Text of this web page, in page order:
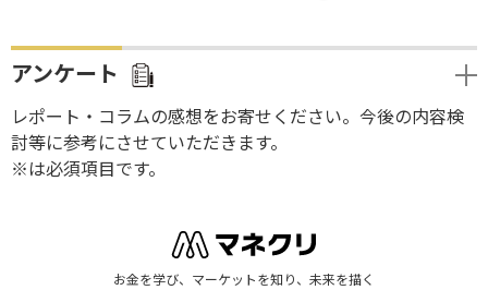
アンケート
レポート・コラムの感想をお寄せください。今後の内容検
討等に参考にさせていただきます。
※は必須項目です。
お金を学び、マーケットを知り、未来を描く